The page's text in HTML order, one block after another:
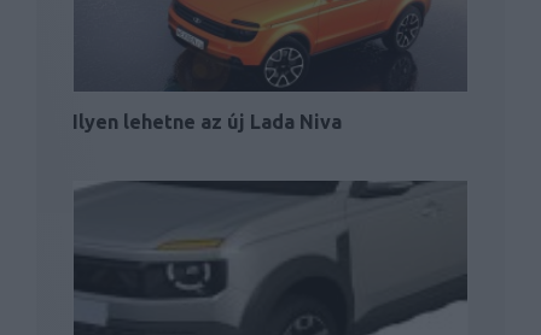
Ilyen lehetne az új Lada Niva